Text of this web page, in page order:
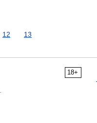
12 13
18+